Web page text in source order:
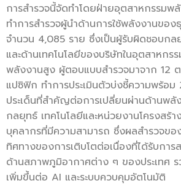
การสำรวจนี้จัดทำโดยฝ่ายอุตสาหกรรมพ
ทำการสำรวจผู้นำด้านการใช้พลังงานของ
จำนวน 4,085 ราย ซึ่งเป็นผู้รับผิดชอบก
และด้านเทคโนโลยีของบริษัทในอุตสาหกรร
พลังงานสูง ผู้ตอบแบบสำรวจมาจาก 12 ต
แปซิฟิก ทำการประเมินตัวบ่งชี้ความพร้อม
ประเด็นที่สำคัญต่อการเปลี่ยนผ่านด้านพลั
กลยุทธ์ เทคโนโลยีและหน่วยงานโครงสร้
บุคลากรที่มีความสามารถ ซึ่งผลสำรวจของ
ทิศทางของการเติบโตต่อเนื่องที่ได้รับกา
ด้านสภาพภูมิอากาศต่าง ๆ ของประเทศ
เพิ่มขึ้นต่อ AI และระบบควบคุมอัตโนมัติ